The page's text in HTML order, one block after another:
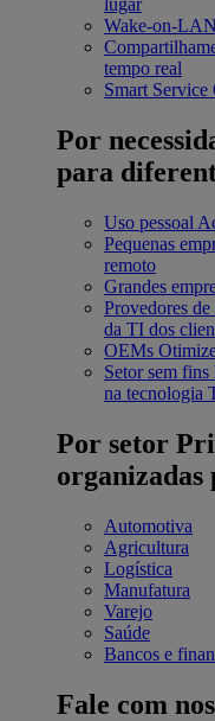
lugar
Wake-on-LAN
tempo real
Smart Service
Por
para
Uso pessoal
Pequenas
remoto
Grandes
Provedores
da TI dos
OEMs
Setor sem
na tecnologia
Por setor
organizadas
Automotiva
Agricultura
Logística
Manufatura
Varejo
Saúde
Bancos e
Fale com